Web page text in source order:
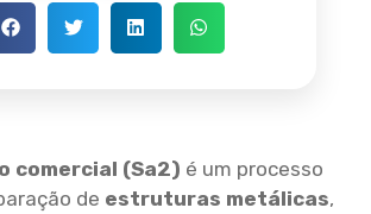
comercial (Sa2) é um processo
de estruturas metálicas,